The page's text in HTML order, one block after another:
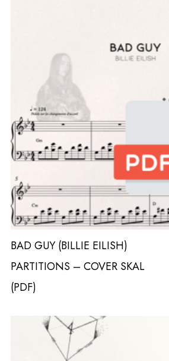
BAD GUY (BILLIE EILISH)
PARTITIONS – COVER SKAL
(PDF)